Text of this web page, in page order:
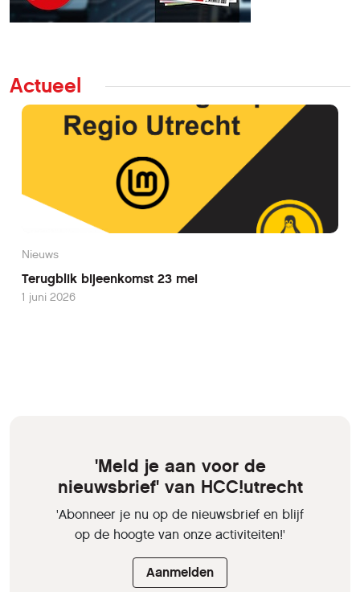
Actueel
Nieuws
Terugblik bijeenkomst 23 mei
1 juni 2026
'Meld je aan voor de
nieuwsbrief' van HCC!utrecht
'Abonneer je nu op de nieuwsbrief en blijf
op de hoogte van onze activiteiten!'
Aanmelden